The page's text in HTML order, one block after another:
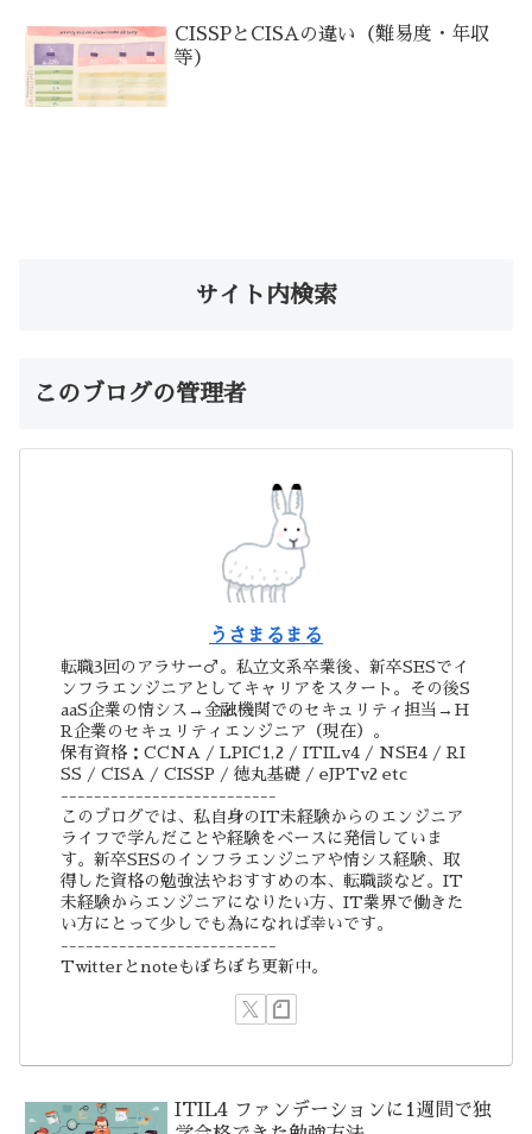
CISSPとCISAの違い（難易度・年収
等）
サイト内検索
このブログの管理者
うさまるまる
転職3回のアラサー♂。私立文系卒業後、新卒SESでイ
ンフラエンジニアとしてキャリアをスタート。その後S
aaS企業の情シス→金融機関でのセキュリティ担当→H
R企業のセキュリティエンジニア（現在）。
保有資格：CCNA / LPIC1,2 / ITILv4 / NSE4 / RI
SS / CISA / CISSP / 徳丸基礎 / eJPTv2 etc
--------------------------
このブログでは、私自身のIT未経験からのエンジニア
ライフで学んだことや経験をベースに発信していま
す。新卒SESのインフラエンジニアや情シス経験、取
得した資格の勉強法やおすすめの本、転職談など。IT
未経験からエンジニアになりたい方、IT業界で働きた
い方にとって少しでも為になれば幸いです。
--------------------------
Twitterとnoteもぼちぼち更新中。
ITIL4 ファンデーションに1週間で独